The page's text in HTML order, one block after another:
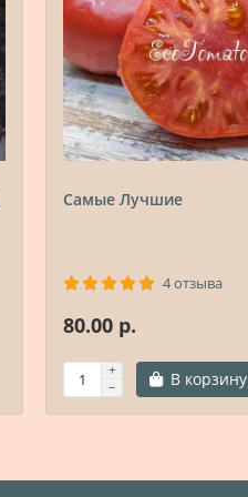
Самые Лучшие
4 отзыва
80.00 р.
В корзину